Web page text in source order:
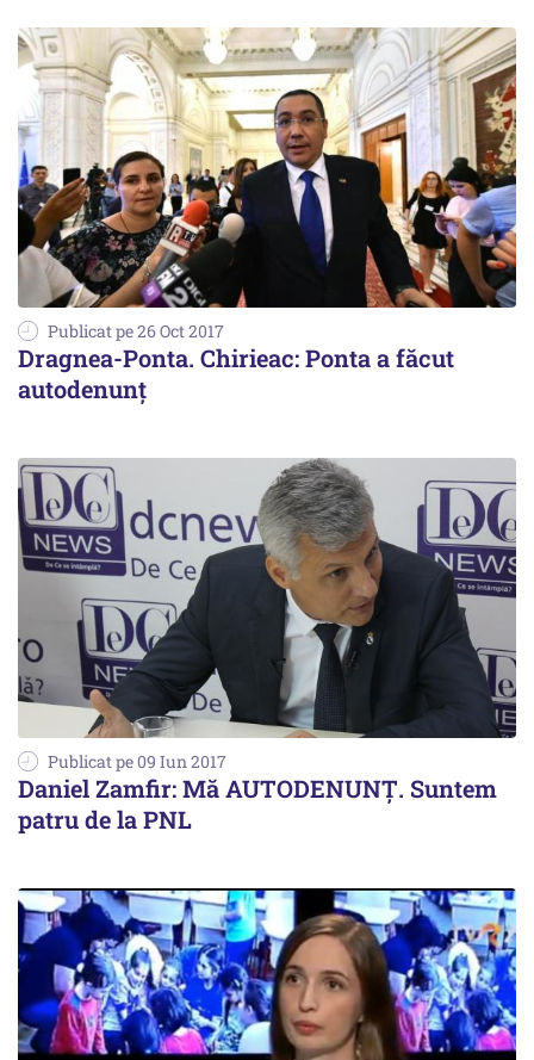
Publicat pe 26 Oct 2017
Dragnea-Ponta. Chirieac: Ponta a făcut
autodenunț
Publicat pe 09 Iun 2017
Daniel Zamfir: Mă AUTODENUNȚ. Suntem
patru de la PNL